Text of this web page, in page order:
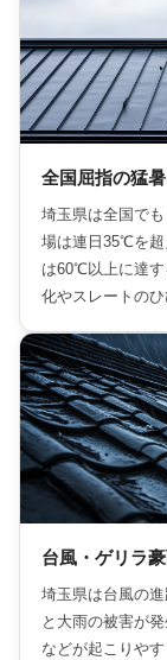
全国屈指の猛
埼玉県は全国で
場は連日35℃を超
は60℃以上に達
化やスレートのひ
台風・ゲリラ
埼玉県は台風の
と大雨の被害が
などが起こりや